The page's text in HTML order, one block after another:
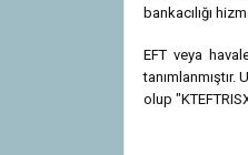
bankacılığı
EFT veya
olup